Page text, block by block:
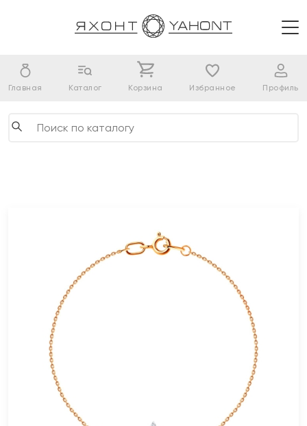
Главная Каталог Корзина Избранное Профиль